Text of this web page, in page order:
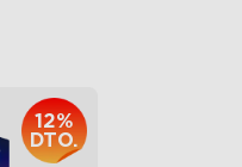
12%
DTO.